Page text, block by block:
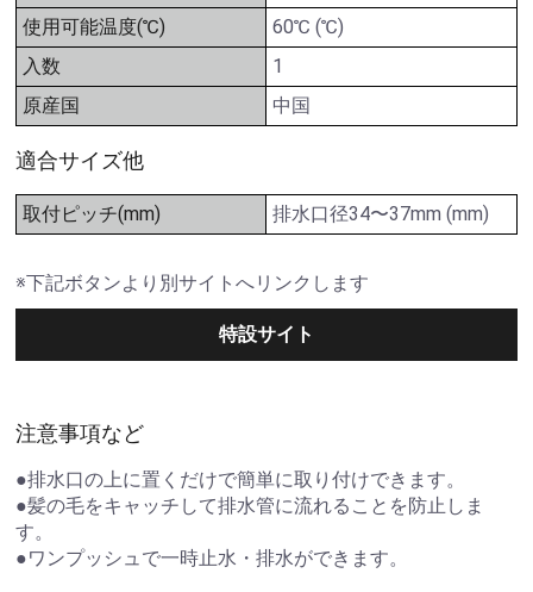
使用可能温度(℃)
60℃ (℃)
入数
1
原産国
中国
適合サイズ他
取付ピッチ(mm) 排水口径34〜37mm (mm)
※下記ボタンより別サイトへリンクします
特設サイト
注意事項など
●排水口の上に置くだけで簡単に取り付けできます。
●髪の毛をキャッチして排水管に流れることを防止しま
す。
●ワンプッシュで一時止水・排水ができます。